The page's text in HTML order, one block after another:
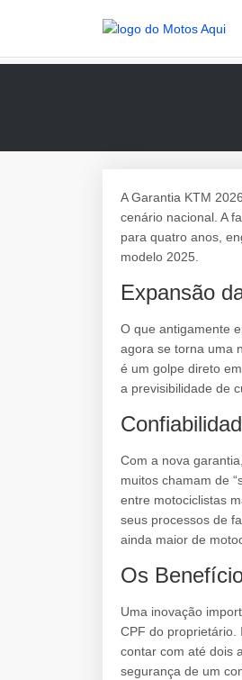
A Garantia KTM
cenário nacional. A
para quatro anos,
modelo 2025.
Expansão
O que antigamente
agora se torna uma
é um golpe direto
a previsibilidade de
Com a nova
muitos chamam de
entre motociclistas
seus processos de
ainda maior de
Os
Uma inovação
CPF do proprietário.
contar com até dois
segurança de um